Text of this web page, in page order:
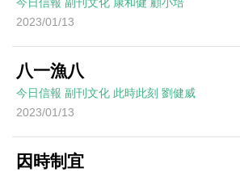
2023/01/13
八一漁八
今日信報 副刊文化 此時此刻 劉健威
2023/01/13
因時制宜